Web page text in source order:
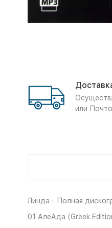
или
Линда - Полная
01 АлеАда (Greek